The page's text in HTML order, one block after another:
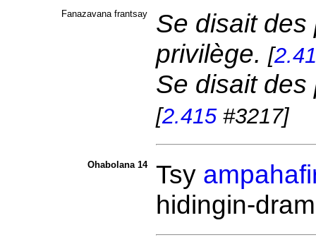
Fanazavana frantsay
Se disait
privilège. [
Se disait des
[2.415#3217]
Ohabolana 14 Tsy
hidingin-